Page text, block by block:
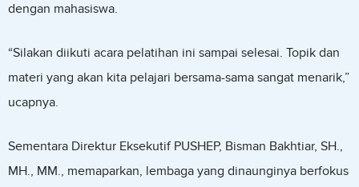
dengan mahasiswa.
“Silakan diikuti acara pelatihan ini sampai selesai. Topik dan
materi yang akan kita pelajari bersama-sama sangat menarik,”
ucapnya.
Sementara Direktur Eksekutif PUSHEP, Bisman Bakhtiar, SH.,
MH., MM., memaparkan, lembaga yang dinaunginya berfokus